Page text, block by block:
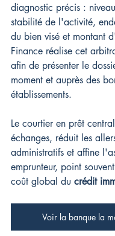
diagnostic précis :
stabilité de l'activité,
du bien visé et montant d'
Finance réalise cet
afin de présenter le
moment et auprès des
établissements.
Le courtier en prêt
échanges, réduit les
administratifs et affine
emprunteur, point
coût global du crédit
Voir la banque la